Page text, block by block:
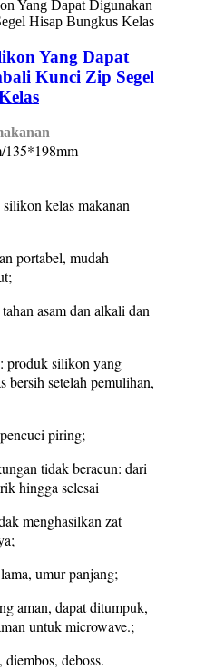
Yang Dapat
Kunci Zip Segel
135*198mm
kelas makanan
portabel, mudah
asam dan alkali dan
produk silikon yang
bersih setelah pemulihan,
piring;
tidak beracun: dari
hingga selesai
menghasilkan zat
umur panjang;
aman, dapat ditumpuk,
untuk microwave.;
deboss.